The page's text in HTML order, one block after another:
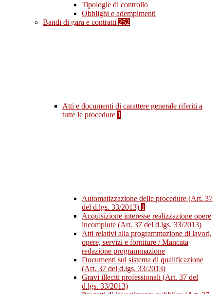
Tipologie di controllo
Obblighi e adempimenti
Bandi di gara e contratti 252
Atti e documenti di carattere generale riferiti a
tutte le procedure 1
Automatizzazione delle procedure (Art. 37
del d.lgs. 33/2013) 1
Acquisizione interesse realizzazione opere
incompiute (Art. 37 del d.lgs. 33/2013)
Atti relativi alla programmazione di lavori,
opere, servizi e forniture / Mancata
redazione programmazione
Documenti sul sistema di qualificazione
(Art. 37 del d.lgs. 33/2013)
Gravi illeciti professionali (Art. 37 del
d.lgs. 33/2013)